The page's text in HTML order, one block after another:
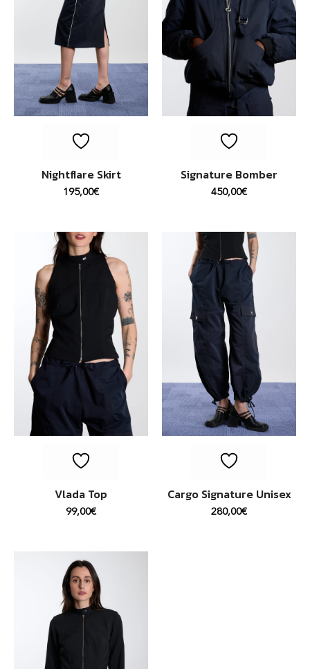
Nightflare Skirt
195,00€
Signature Bomber
450,00€
Vlada Top
99,00€
Cargo Signature Unisex
280,00€